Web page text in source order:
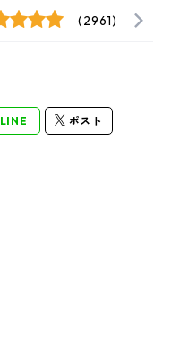
(2961)
LINE ポスト